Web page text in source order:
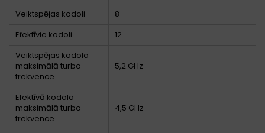
Veiktspējas kodoli
8
Efektīvie kodoli
12
Veiktspējas kodola
maksimālā turbo
frekvence
5,2 GHz
Efektīvā kodola
maksimālā turbo
frekvence
4,5 GHz